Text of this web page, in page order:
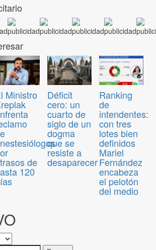
Ministro
de
120
Déficit
cero: un
cuarto de
siglo de un
dogma
que se
resiste a
desaparecer
Ranking
de
intendentes:
con tres
lotes bien
definidos
Mariel
Fernández
encabeza
el pelotón
del medio